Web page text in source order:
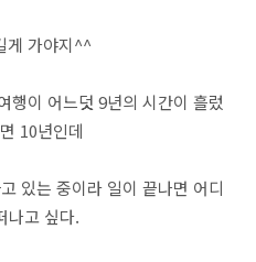
게 가야지^^
행이 어느덧 9년의 시간이 흘렀
10년인데
있는 중이라 일이 끝나면 어디
나고 싶다.